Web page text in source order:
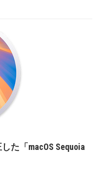
た「macOS Sequoia